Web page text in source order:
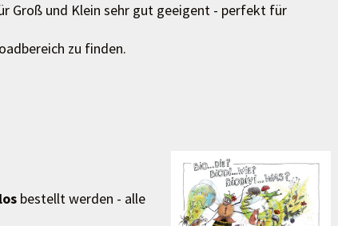
Groß und Klein sehr gut geeigent - perfekt für
zu finden.
bestellt werden - alle